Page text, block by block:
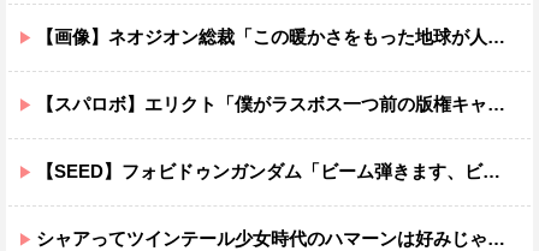
【画像】ネオジオン総裁「この暖かさをもった地球が人間さえ破壊するんだ（汗だく）」
【スパロボ】エリクト「僕がラスボス一つ前の版権キャラ最後の敵ってちょっと荷が重すぎない？」
【SEED】フォビドゥンガンダム「ビーム弾きます、ビーム曲げられます、空飛びます」←二世代目でこれ出来るのおかしいだろ
シャアってツインテール少女時代のハマーンは好みじゃなかったの？